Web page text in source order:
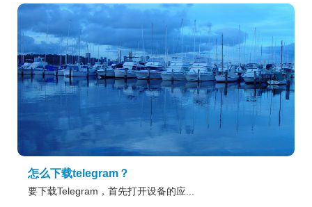
怎么下载telegram？
要下载Telegram，首先打开设备的应...